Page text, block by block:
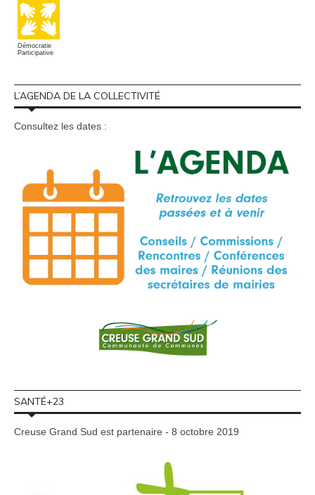
Démocratie
Participative
L’AGENDA DE LA COLLECTIVITÉ
Consultez les dates :
SANTÉ+23
Creuse Grand Sud est partenaire - 8 octobre 2019